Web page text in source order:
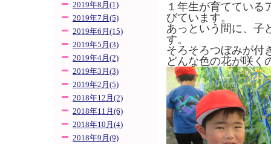
2019年8月(1)
2019年7月(5)
2019年6月(15)
2019年5月(3)
2019年4月(2)
2019年3月(3)
2019年2月(5)
2018年12月(2)
2018年11月(6)
2018年10月(4)
2018年9月(9)
１年生が育てている
びています。
あっという間に、子
す。
そろそろつぼみが付
どんな色の花が咲く